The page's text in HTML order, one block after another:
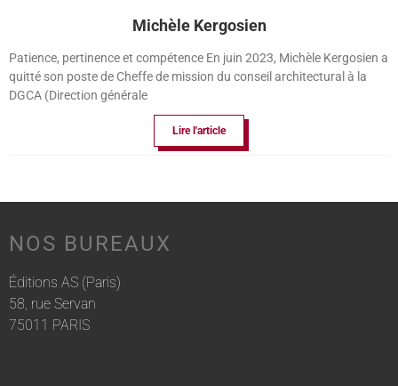
Michèle Kergosien
Patience, pertinence et compétence En juin 2023, Michèle Kergosien a
quitté son poste de Cheffe de mission du conseil architectural à la
DGCA (Direction générale
Lire l'article
NOS BUREAUX
Éditions AS (Paris)
58, rue Servan
75011 PARIS